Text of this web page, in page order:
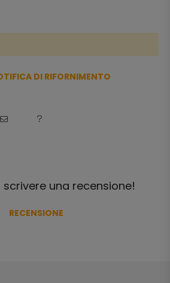
DI RIFORNIMENTO
scrivere una recensione!
RECENSIONE